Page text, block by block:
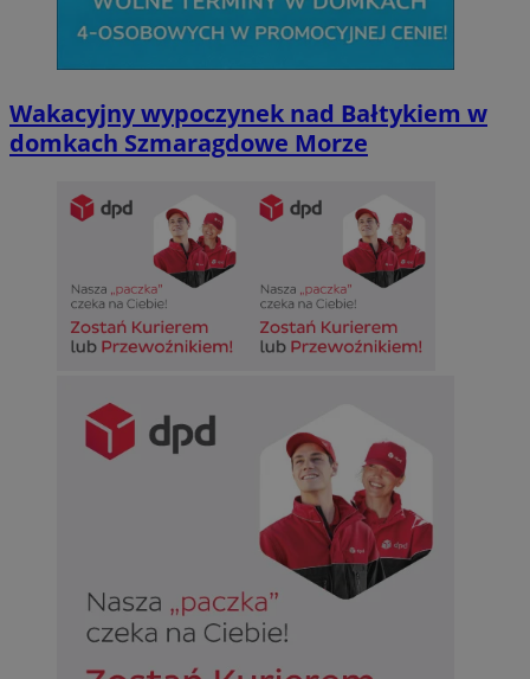
Wakacyjny wypoczynek nad Bałtykiem w
domkach Szmaragdowe Morze